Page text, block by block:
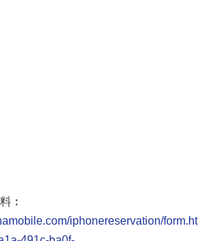
︰
iphonereservation/form.ht